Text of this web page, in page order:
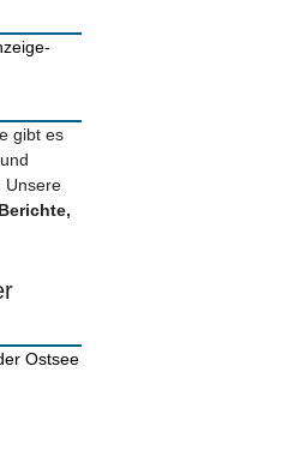
gibt es
Unsere
Berichte,